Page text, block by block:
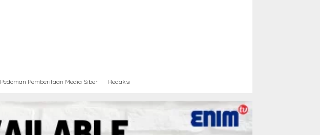
Pedoman Pemberitaan Media Siber Redaksi